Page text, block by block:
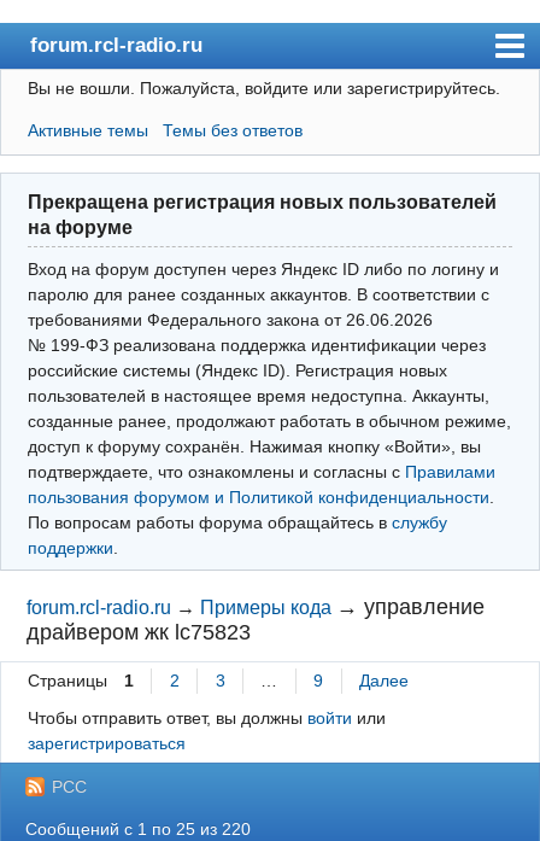
forum.rcl-radio.ru
rcl-radio.ru
Форум
Пользователи
Правила
Поиск
Вход(логин\пароль)
Войти через Яндекс ID
Выйти
Вы не вошли. Пожалуйста, войдите или зарегистрируйтесь.
Активные темы Темы без ответов
Прекращена регистрация новых пользователей
на форуме
Вход на форум доступен через Яндекс ID либо по логину и
паролю для ранее созданных аккаунтов. В соответствии с
требованиями Федерального закона от 26.06.2026
№ 199‑ФЗ реализована поддержка идентификации через
российские системы (Яндекс ID). Регистрация новых
пользователей в настоящее время недоступна. Аккаунты,
созданные ранее, продолжают работать в обычном режиме,
доступ к форуму сохранён. Нажимая кнопку «Войти», вы
подтверждаете, что ознакомлены и согласны с Правилами
пользования форумом и Политикой конфиденциальности
По вопросам работы форума обращайтесь в службу
поддержки
forum.rcl-radio.ru → Примеры кода →управление
драйвером жк lc75823
Страницы 1 2 3 … 9
Далее
Чтобы отправить ответ, вы должны войти или
зарегистрироваться
РСС
Сообщений с 1 по 25 из 220